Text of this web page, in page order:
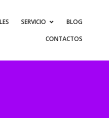
SERVICIO
BLOG
CONTACTOS